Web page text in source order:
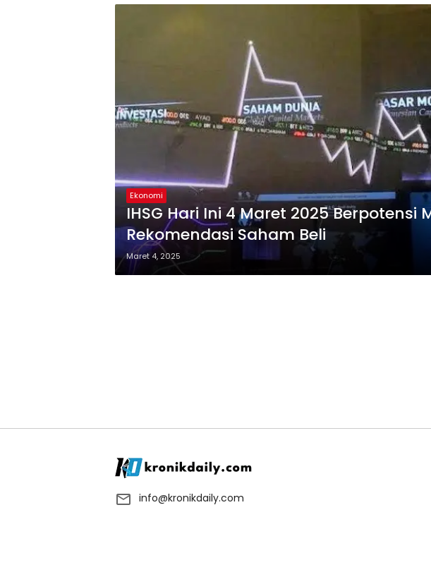
Ekonomi
IHSG Hari Ini 4 Maret 2025 Berpotensi
Rekomendasi Saham Beli
Maret 4, 2025
info@kronikdaily.com